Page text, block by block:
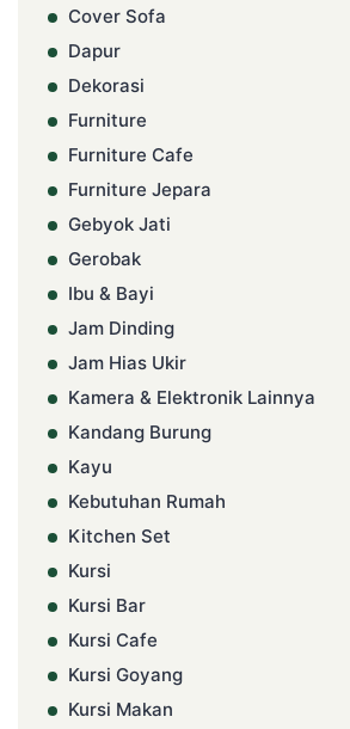
Cover Sofa
Dapur
Dekorasi
Furniture
Furniture Cafe
Furniture Jepara
Gebyok Jati
Gerobak
Ibu & Bayi
Jam Dinding
Jam Hias Ukir
Kamera & Elektronik Lainnya
Kandang Burung
Kayu
Kebutuhan Rumah
Kitchen Set
Kursi
Kursi Bar
Kursi Cafe
Kursi Goyang
Kursi Makan